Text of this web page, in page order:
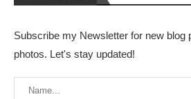
Subscribe my Newsletter for new blog
photos. Let's stay updated!